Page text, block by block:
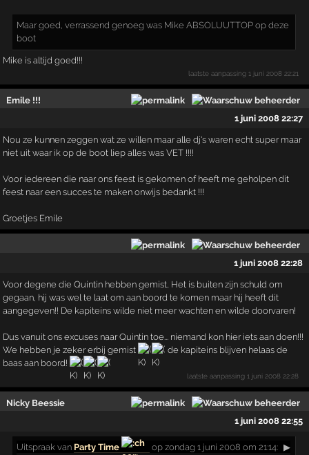
Maar goed, verrassend geno­eg was Mike ABSOLUUTTOP op deze
boot
Mike is altijd goed!!!
laatste aanpassing1 juni 2008 22:21
Emile !!!
1 juni 2008 22:27
Nou ze kunnen zeggen wat ze willen maar alle dj's waren echt super maar
niet uit waar ik op de boot liep alles was VET !!!!
Voor iedereen die naar ons feest is gekomen of heeft me geholpen dit
feest naar een succes te maken onwijs bedankt !!!
Groetjes Emile
1 juni 2008 22:28
Voor degene die Quintin hebben gemist, Het is buiten zijn schuld om
gegaan, hij was wel te laat om aan boord te komen maar hij heeft dit
aangegeven!! De kapiteins wilde niet meer wachten en wilde doorvaren!
Dus vanuit ons excuses naar Quintin toe... niemand kon hier iets aan doen!!!
We hebben je zeker erbij gemist
de kapiteins blijven helaas de
baas aan boord!
laatste aanpassing1 juni 2008 22:28
Nicky Beessie
1 juni 2008 22:55
Uitspraak van Party Time op zondag 1 juni 2008 om 21:14: ▶